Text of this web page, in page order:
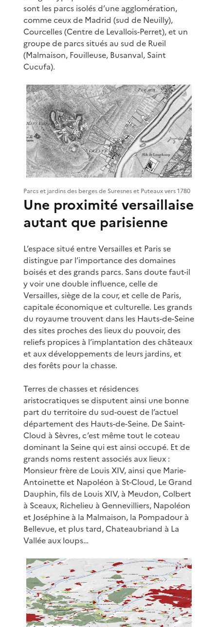
sont les parcs isolés d’une agglomération,
comme ceux de Madrid (sud de Neuilly),
Courcelles (Centre de Levallois-Perret), et un
groupe de parcs situés au sud de Rueil
(Malmaison, Fouilleuse, Busanval, Saint
Cucufa).
Parcs et jardins des berges de Suresnes et Puteaux vers 1780
Une proximité versaillaise
autant que parisienne
L’espace situé entre Versailles et Paris se
distingue par l’importance des domaines
boisés et des grands parcs. Sans doute faut-il
y voir une double influence, celle de
Versailles, siège de la cour, et celle de Paris,
capitale économique et culturelle. Les grands
du royaume trouvent dans les Hauts-de-Seine
des sites proches des lieux du pouvoir, des
reliefs propices à l’implantation des châteaux
et aux développements de leurs jardins, et
des forêts pour la chasse.
Terres de chasses et résidences
aristocratiques se disputent ainsi une bonne
part du territoire du sud-ouest de l’actuel
département des Hauts-de-Seine. De Saint-
Cloud à Sèvres, c’est même tout le coteau
dominant la Seine qui est ainsi occupé. Et de
grands noms restent associés aux lieux :
Monsieur frère de Louis XIV, ainsi que Marie-
Antoinette et Napoléon à St-Cloud, Le Grand
Dauphin, fils de Louis XIV, à Meudon, Colbert
à Sceaux, Richelieu à Gennevilliers, Napoléon
et Joséphine à la Malmaison, la Pompadour à
Bellevue, et plus tard, Chateaubriand à La
Vallée aux loups…